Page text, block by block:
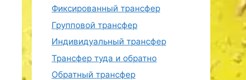
Фиксированный трансфер
Групповой трансфер
Индивидуальный трансфер
Трансфер туда и обратно
Обратный трансфер